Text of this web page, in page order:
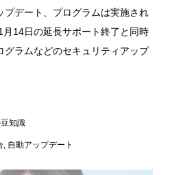
デート、プログラムは実施され
14日の延長サポート終了と同時
グラムなどのセキュリティアップ
知識
, 自動アップデート